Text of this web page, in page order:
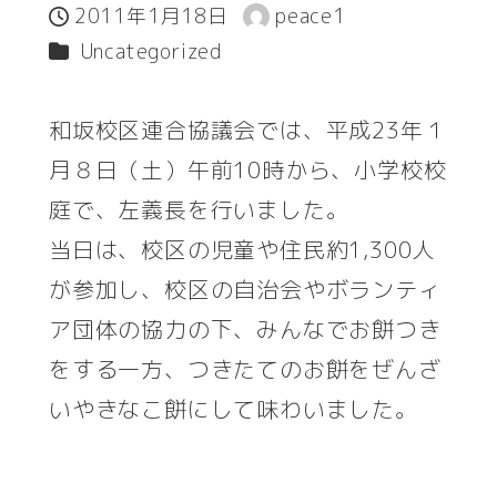
投稿日
2011年1月18日
著
peace1
カテゴリー
Uncategorized
和坂校区連合協議会では、平成23年１
月８日（土）午前10時から、小学校校
庭で、左義長を行いました。
当日は、校区の児童や住民約1,300人
が参加し、校区の自治会やボランティ
ア団体の協力の下、みんなでお餅つき
をする一方、つきたてのお餅をぜんざ
いやきなこ餅にして味わいました。